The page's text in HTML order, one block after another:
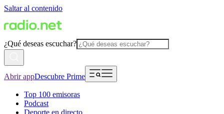
Saltar al contenido
¿Qué deseas escuchar?
Abrir appDescubre Prime
Top 100 emisoras
Podcast
Deporte en directo